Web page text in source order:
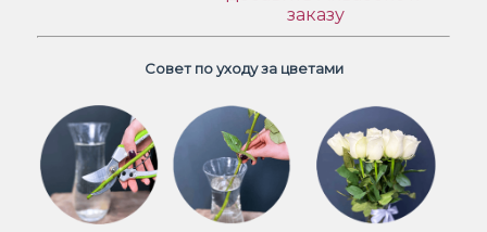
заказу
Совет по уходу за цветами